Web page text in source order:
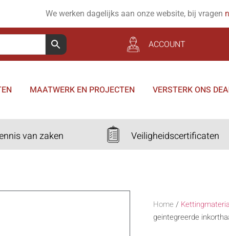
We werken dagelijks aan onze website, bij vragen
ACCOUNT
MAATWERK EN PROJECTEN VERSTERK ONS
van zaken Veiligheidscertificaten
Home /
geintegreerde